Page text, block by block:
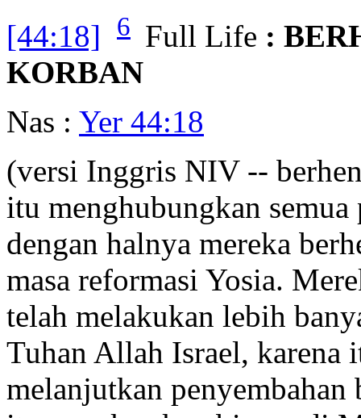
[44:18]
6 Full Life :
KORBAN
Nas : Yer 44:18
(versi Inggris NIV --
itu menghubungkan
dengan halnya mereka
masa reformasi Yosia.
telah melakukan lebih
Tuhan Allah Israel, karena
melanjutkan penyembahan